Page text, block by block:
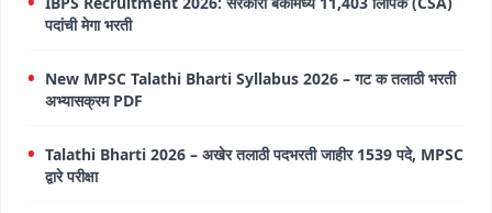
पदांची मेगा भरती
New MPSC Talathi Bharti Syllabus 2026 – गट क तलाठी भरती
अभ्यासक्रम PDF
Talathi Bharti 2026 – अखेर तलाठी पदभरती जाहीर 1539 पदे, MPSC
द्वारे परीक्षा